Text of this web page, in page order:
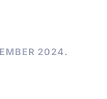
2024.